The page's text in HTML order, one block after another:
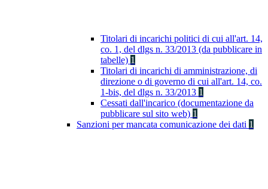
Titolari di incarichi politici di cui all'art. 14,
co. 1, del dlgs n. 33/2013 (da pubblicare in
tabelle) 1
Titolari di incarichi di amministrazione, di
direzione o di governo di cui all'art. 14, co.
1-bis, del dlgs n. 33/2013 1
Cessati dall'incarico (documentazione da
pubblicare sul sito web) 1
Sanzioni per mancata comunicazione dei dati 1